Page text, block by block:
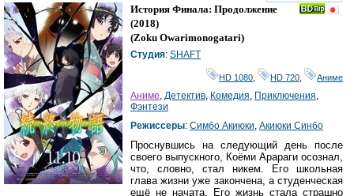
История Финала: Продолжение
(2018)
(Zoku Owarimonogatari)
Студия: SHAFT
HD 1080, HD 720, Аниме
Аниме, Детектив, Комедия, Приключения,
Фэнтези
Режиссеры: Симбо Акиюки, Акиюки Синбо
Проснувшись на следующий день после
своего выпускного, Коёми Арараги осознал,
что, словно, стал никем. Его школьная
глава жизни уже закончена, а студенческая
ещё не начата. Его жизнь стала страшно